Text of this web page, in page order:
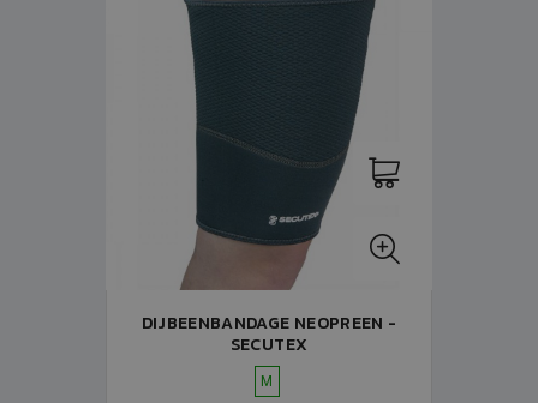
DIJBEENBANDAGE NEOPREEN -
SECUTEX
M